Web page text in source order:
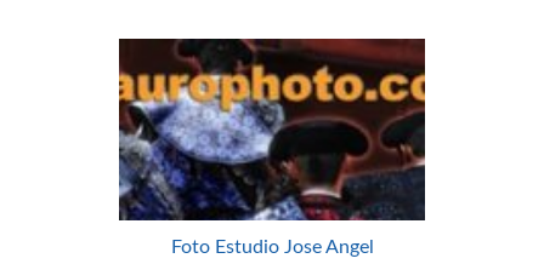
Foto Estudio Jose Angel